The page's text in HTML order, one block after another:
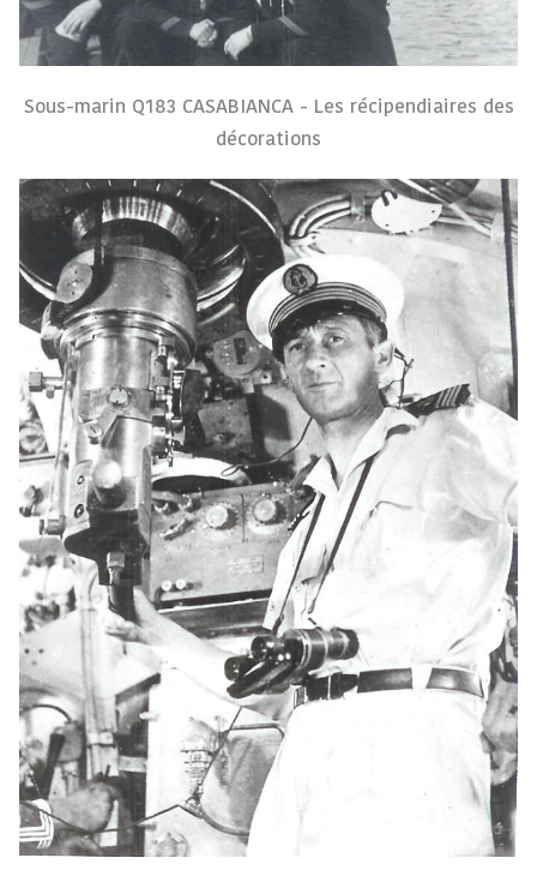
Sous-marin Q183 CASABIANCA - Les récipendiaires des
décorations